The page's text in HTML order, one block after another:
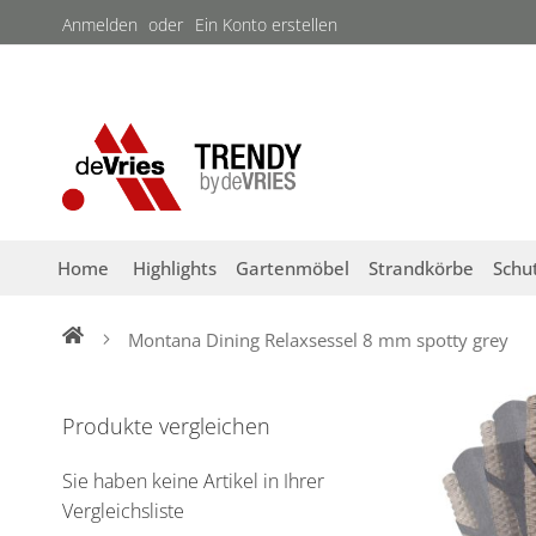
Direkt
zum
Anmelden Ein Konto erstellen
Home Highlights Gartenmöbel Strandkörbe
Montana Dining Relaxsessel 8 mm spotty grey
Bildergalerie
Produkte vergleichen
Sie haben keine Artikel in Ihrer
Vergleichsliste